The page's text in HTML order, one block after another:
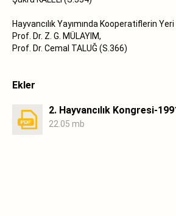
Hayvancılık Yayımında Kooperatiflerin
Prof. Dr. Z. G. MÜLAYlM,
Prof. Dr. Cemal TALUĞ (S.366)
Ekler
2. Hayvancılık Kongresi-
22.05 mb